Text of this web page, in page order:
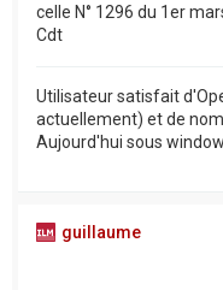
celle N° 1296 du 1er
Cdt
Utilisateur satisfait
actuellement) et de
Aujourd'hui sous
guillaume